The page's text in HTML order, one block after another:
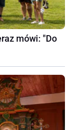
mówi: "Do